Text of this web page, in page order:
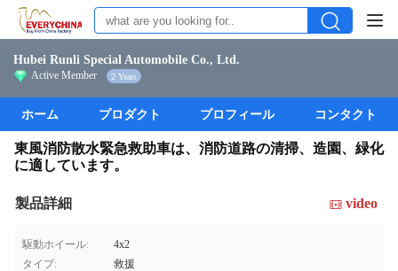
Hubei Runli Special Automobile Co., Ltd.
Active Member 2 Years
ホーム プロダクト プロフィール コンタクト
東風消防散水緊急救助車は、消防道路の清掃、造園、緑化
に適しています。
製品詳細 video
駆動ホイール:
4x2
タイプ:
救援